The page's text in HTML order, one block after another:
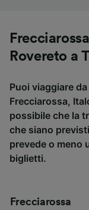
Rovereto a
Puoi viaggiare
Frecciarossa,
possibile che la
che siano
prevede o meno
biglietti.
Frecciarossa